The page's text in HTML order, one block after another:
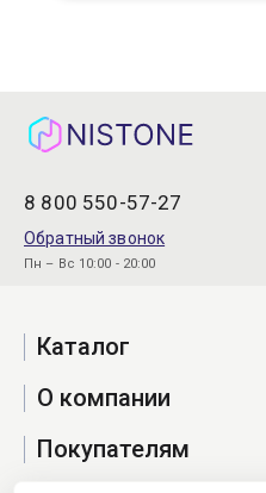
8 800 550-57-27
Обратный звонок
Пн – Вс 10:00 - 20:00
Каталог
О компании
Покупателям